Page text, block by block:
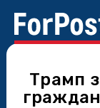
Трамп